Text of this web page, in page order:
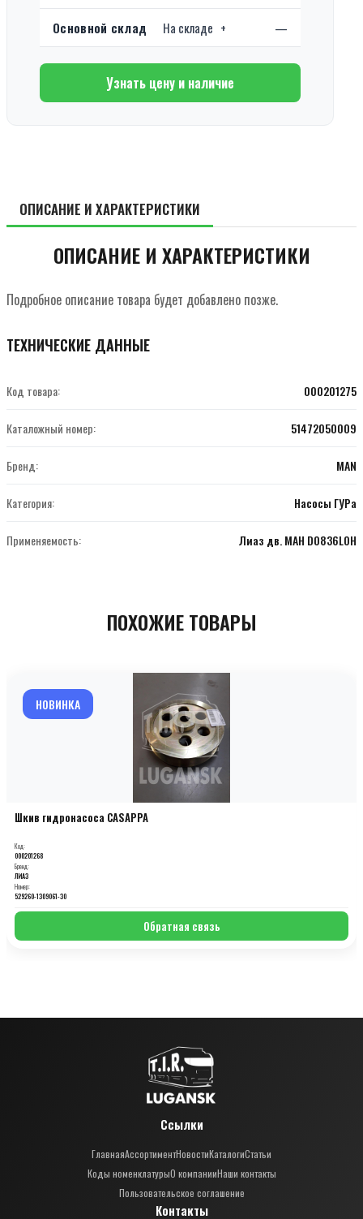
Основной склад На складе + —
Узнать цену и наличие
ОПИСАНИЕ И ХАРАКТЕРИСТИКИ
ОПИСАНИЕ И ХАРАКТЕРИСТИКИ
Подробное описание товара будет добавлено позже.
ТЕХНИЧЕСКИЕ ДАННЫЕ
Код товара: 000201275
Каталожный номер: 51472050009
Бренд: MAN
Категория: Насосы ГУРа
Применяемость: Лиаз дв. МАН D0836LOH
ПОХОЖИЕ ТОВАРЫ
НОВИНКА
Шкив гидронасоса CASAPPA
Код:
000201268
Бренд:
ЛИАЗ
Номер:
529260-1309061-30
Обратная связь
Ссылки
ГлавнаяАссортиментНовостиКаталогиСтатьи
Коды номенклатурыО компанииНаши контакты
Пользовательское соглашение
Контакты